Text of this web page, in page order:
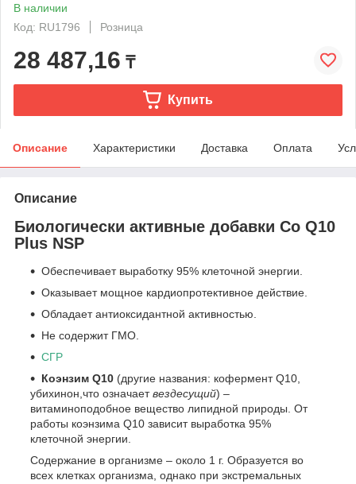
В наличии
Код: RU1796
Розница
28 487,16 ₸
Купить
Описание Характеристики Доставка Оплата
Описание
Биологически активные добавки Co Q10
Plus NSP
Обеспечивает выработку 95% клеточной энергии.
Оказывает мощное кардиопротективное действие.
Обладает антиоксидантной активностью.
Не содержит ГМО.
СГР
Коэнзим Q10 (другие названия: кофермент Q10,
убихинон,что означаетвездесущий) –
витаминоподобное вещество липидной природы. От
работы коэнзима Q10 зависит выработка 95%
клеточной энергии.
Содержание в организме – около 1 г. Образуется во
всех клетках организма, однако при экстремальных